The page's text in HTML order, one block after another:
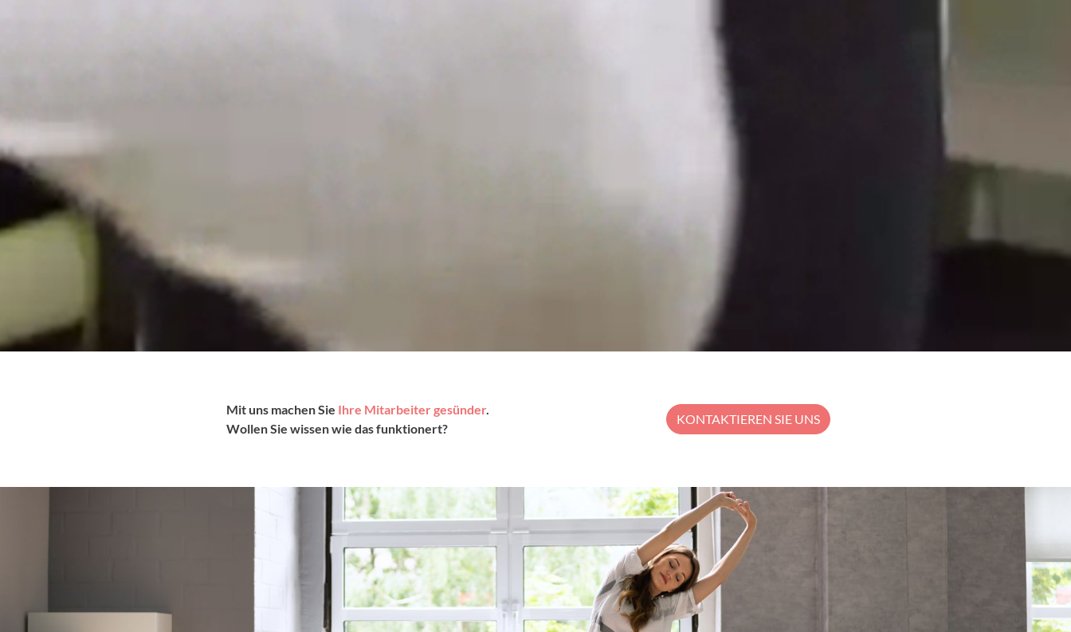
Mit uns machen Sie Ihre Mitarbeiter gesünder.
Wollen Sie wissen wie das funktionert?
KONTAKTIEREN SIE UNS